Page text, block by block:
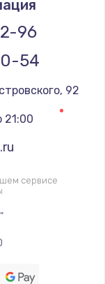
96
54
92
21:00
сервисе